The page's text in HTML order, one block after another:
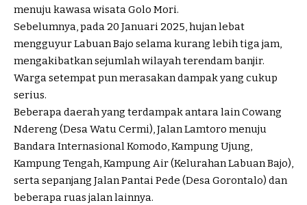
menuju kawasa wisata Golo Mori.
Sebelumnya, pada 20 Januari 2025, hujan lebat
mengguyur Labuan Bajo selama kurang lebih tiga jam,
mengakibatkan sejumlah wilayah terendam banjir.
Warga setempat pun merasakan dampak yang cukup
serius.
Beberapa daerah yang terdampak antara lain Cowang
Ndereng (Desa Watu Cermi), Jalan Lamtoro menuju
Bandara Internasional Komodo, Kampung Ujung,
Kampung Tengah, Kampung Air (Kelurahan Labuan Bajo),
serta sepanjang Jalan Pantai Pede (Desa Gorontalo) dan
beberapa ruas jalan lainnya.